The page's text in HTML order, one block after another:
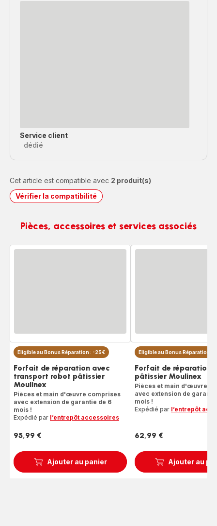
Service client
dédié
Cet article est compatible avec 2 produit(s)
Vérifier la compatibilité
Pièces, accessoires et services associés
Ajouter au panier
Eligible au Bonus Réparation : -25€
Forfait de réparation avec
transport robot pâtissier
Moulinex
Pièces et main d'œuvre comprises
avec extension de garantie de 6
mois !
Expédié par l’entrepôt accessoires
Prix
95,99 €
Ajouter au
Eligible au Bonus Réparation :
Forfait de réparation
pâtissier Moulinex
Pièces et main d'œuvre
avec extension de
mois !
Expédié par l’entrepôt
Prix
62,99 €